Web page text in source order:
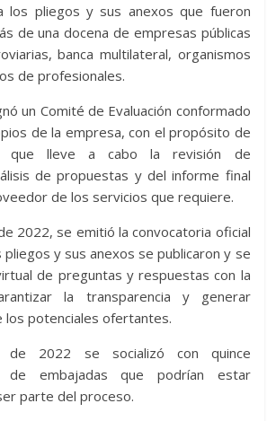
los pliegos y sus anexos que fueron
de una docena de empresas públicas
banca multilateral, organismos
de profesionales.
un Comité de Evaluación conformado
de la empresa, con el propósito de
que lleve a cabo la revisión de
de propuestas y del informe final
de los servicios que requiere.
2022, se emitió la convocatoria oficial
y sus anexos se publicaron y se
de preguntas y respuestas con la
la transparencia y generar
los potenciales ofertantes.
2022 se socializó con quince
de embajadas que podrían estar
parte del proceso.